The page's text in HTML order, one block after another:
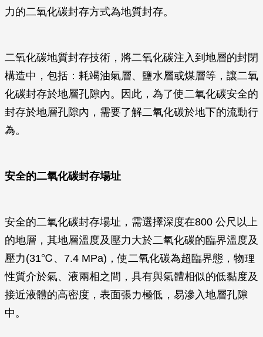
力的二氧化碳封存方式為地質封存。
二氧化碳地質封存技術，將二氧化碳注入到地層的封閉
構造中，包括：耗竭油氣層、鹽水層或煤層等，讓二氧
化碳封存於地層孔隙內。因此，為了使二氧化碳安全的
封存於地層孔隙內，需要了解二氧化碳於地下的流動行
為。
安全的二氧化碳封存場址
安全的二氧化碳封存場址，需選擇深度在800 公尺以上
的地層，其地層溫度及壓力大於二氧化碳的臨界溫度及
壓力(31℃、7.4 MPa)，使二氧化碳為超臨界態，物理
性質介於氣、液兩相之間，具有與氣體相似的低黏度及
接近液體的高密度，表面張力極低，易滲入地層孔隙
中。